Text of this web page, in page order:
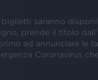
saranno
prende il titolo
ad annunciare le
Coronavirus